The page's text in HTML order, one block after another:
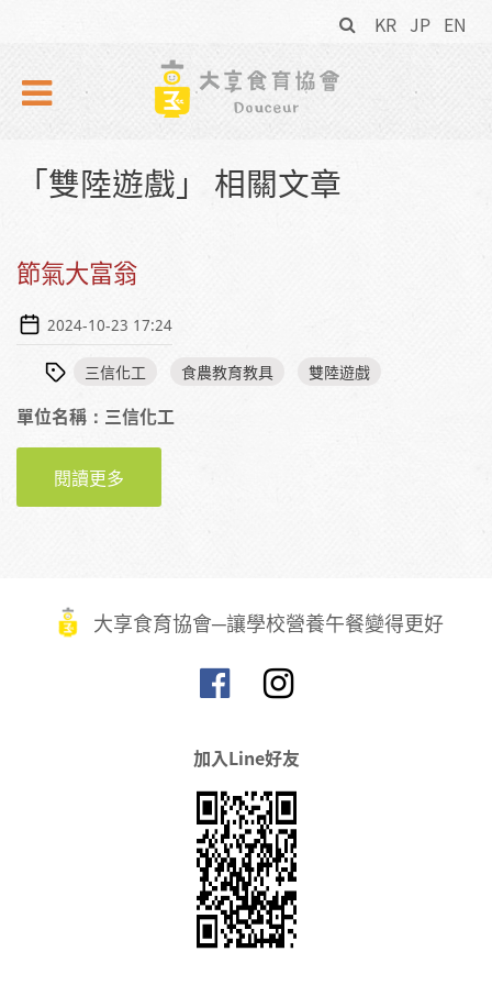
KR JP EN
搜
尋
表
「雙陸遊戲」 相關文章
節氣大富翁
2024-10-23 17:24
三信化工 食農教育教具 雙陸遊戲
單位名稱：三信化工
閱讀更多
大享食育協會─讓學校營養午餐變得更好
加入Line好友